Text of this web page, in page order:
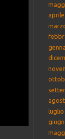
luglio